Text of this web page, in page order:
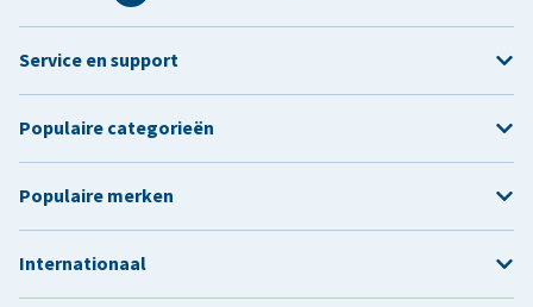
Service en support
Populaire categorieën
Populaire merken
Internationaal